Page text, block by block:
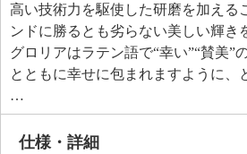
高い技術力を駆使した研磨を加える
ンドに勝るとも劣らない美しい輝き
グロリアはラテン語で“幸い”“賛美”
とともに幸せに包まれますように、
した。ニューヨークのデザイナーに
もとに仕上げた端正なフォルムと、
カラットＵＰの迫力あるＣＺの煌め
仕様・詳細